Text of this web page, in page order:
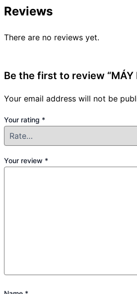
Reviews
There are no reviews yet.
Be the first to review “MÁY
Your email address will not be
Your rating *
Your review *